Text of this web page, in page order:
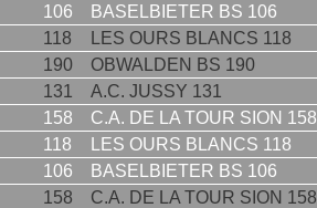
106 BASELBIETER BS 106
118 LES OURS BLANCS 118
190 OBWALDEN BS 190
131 A.C. JUSSY 131
158 C.A. DE LA TOUR SION 158
118 LES OURS BLANCS 118
106 BASELBIETER BS 106
158 C.A. DE LA TOUR SION 158